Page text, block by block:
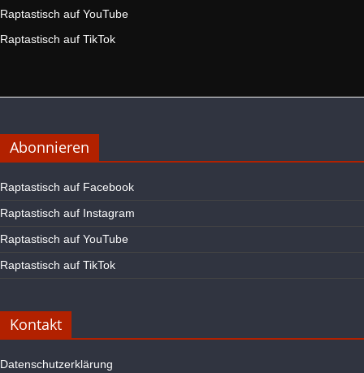
Raptastisch auf YouTube
Raptastisch auf TikTok
Abonnieren
Raptastisch auf Facebook
Raptastisch auf Instagram
Raptastisch auf YouTube
Raptastisch auf TikTok
Kontakt
Datenschutzerklärung